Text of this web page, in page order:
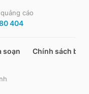
cáo
404
soạn Chính sách bảo